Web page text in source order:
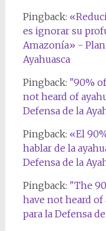
Pingback:
es ignorar su
Amazonía» -
Ayahuasca
Pingback: "90%
not heard of
Defensa de la
Pingback: «El
hablar de la
Defensa de la
Pingback: "The
have not heard of
para la Defensa